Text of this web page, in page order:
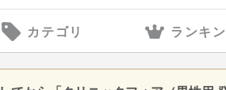
カテゴリ ランキ